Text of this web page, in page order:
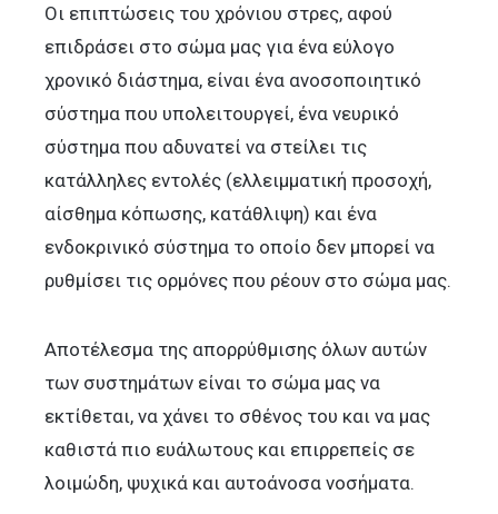
Οι επιπτώσεις του χρόνιου στρες, αφού
επιδράσει στο σώμα μας για ένα εύλογο
χρονικό διάστημα, είναι ένα ανοσοποιητικό
σύστημα που υπολειτουργεί, ένα νευρικό
σύστημα που αδυνατεί να στείλει τις
κατάλληλες εντολές (ελλειμματική προσοχή,
αίσθημα κόπωσης, κατάθλιψη) και ένα
ενδοκρινικό σύστημα το οποίο δεν μπορεί να
ρυθμίσει τις ορμόνες που ρέουν στο σώμα μας.
Αποτέλεσμα της απορρύθμισης όλων αυτών
των συστημάτων είναι το σώμα μας να
εκτίθεται, να χάνει το σθένος του και να μας
καθιστά πιο ευάλωτους και επιρρεπείς σε
λοιμώδη, ψυχικά και αυτοάνοσα νοσήματα.